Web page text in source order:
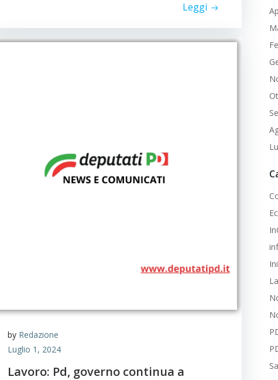
Leggi
by Redazione
Luglio 1, 2024
Lavoro: Pd, governo continua a